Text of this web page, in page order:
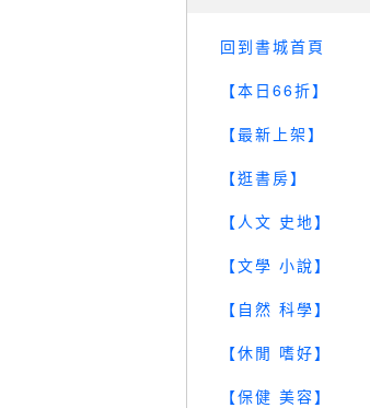
回到書城首頁
【本日66折】
【最新上架】
【逛書房】
【人文 史地】
【文學 小說】
【自然 科學】
【休閒 嗜好】
【保健 美容】
【TOA】聽懂了，升官又
發財：從理解暗示語到完
美回話，讓老闆信服‧客
戶買單‧同事挺你的無往
元
【U76】圖
術：表達一
溝通時間提
聰明解說力_
作者：鶴野